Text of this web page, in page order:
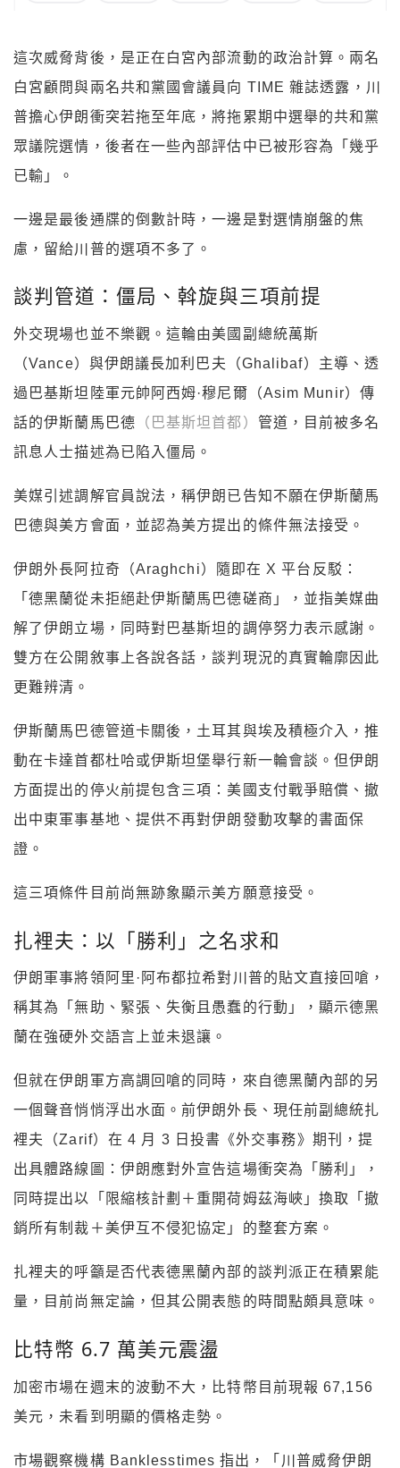
這次威脅背後，是正在白宮內部流動的政治計算。兩名
白宮顧問與兩名共和黨國會議員向 TIME 雜誌透露，川
普擔心伊朗衝突若拖至年底，將拖累期中選舉的共和黨
眾議院選情，後者在一些內部評估中已被形容為「幾乎
已輸」。
一邊是最後通牒的倒數計時，一邊是對選情崩盤的焦
慮，留給川普的選項不多了。
談判管道：僵局、斡旋與三項前提
外交現場也並不樂觀。這輪由美國副總統萬斯
（Vance）與伊朗議長加利巴夫（Ghalibaf）主導、透
過巴基斯坦陸軍元帥阿西姆·穆尼爾（Asim Munir）傳
話的伊斯蘭馬巴德 （巴基斯坦首都） 管道，目前被多名
訊息人士描述為已陷入僵局。
美媒引述調解官員說法，稱伊朗已告知不願在伊斯蘭馬
巴德與美方會面，並認為美方提出的條件無法接受。
伊朗外長阿拉奇（Araghchi）隨即在 X 平台反駁：
「德黑蘭從未拒絕赴伊斯蘭馬巴德磋商」，並指美媒曲
解了伊朗立場，同時對巴基斯坦的調停努力表示感謝。
雙方在公開敘事上各說各話，談判現況的真實輪廓因此
更難辨清。
伊斯蘭馬巴德管道卡關後，土耳其與埃及積極介入，推
動在卡達首都杜哈或伊斯坦堡舉行新一輪會談。但伊朗
方面提出的停火前提包含三項：美國支付戰爭賠償、撤
出中東軍事基地、提供不再對伊朗發動攻擊的書面保
證。
這三項條件目前尚無跡象顯示美方願意接受。
扎裡夫：以「勝利」之名求和
伊朗軍事將領阿里·阿布都拉希對川普的貼文直接回嗆，
稱其為「無助、緊張、失衡且愚蠢的行動」，顯示德黑
蘭在強硬外交語言上並未退讓。
但就在伊朗軍方高調回嗆的同時，來自德黑蘭內部的另
一個聲音悄悄浮出水面。前伊朗外長、現任前副總統扎
裡夫（Zarif）在 4 月 3 日投書《外交事務》期刊，提
出具體路線圖：伊朗應對外宣告這場衝突為「勝利」，
同時提出以「限縮核計劃＋重開荷姆茲海峽」換取「撤
銷所有制裁＋美伊互不侵犯協定」的整套方案。
扎裡夫的呼籲是否代表德黑蘭內部的談判派正在積累能
量，目前尚無定論，但其公開表態的時間點頗具意味。
比特幣 6.7 萬美元震盪
加密市場在週末的波動不大，比特幣目前現報 67,156
美元，未看到明顯的價格走勢。
市場觀察機構 Banklesstimes 指出，「川普威脅伊朗